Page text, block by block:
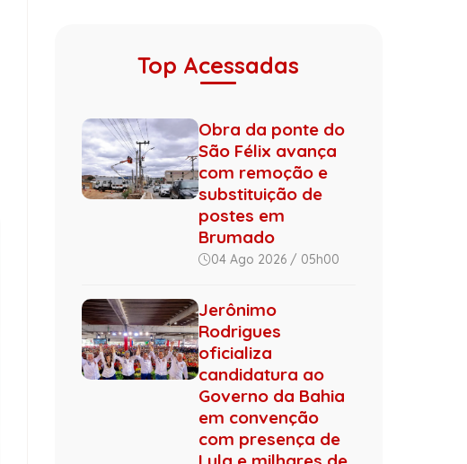
Top Acessadas
Obra da ponte do
São Félix avança
com remoção e
substituição de
postes em
Brumado
04 Ago 2026 / 05h00
Jerônimo
Rodrigues
oficializa
candidatura ao
Governo da Bahia
em convenção
com presença de